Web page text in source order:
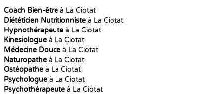
Coach Bien-être à La Ciotat
Diététicien Nutritionniste à La Ciotat
Hypnothérapeute à La Ciotat
Kinesiologue à La Ciotat
Médecine Douce à La Ciotat
Naturopathe à La Ciotat
Ostéopathe à La Ciotat
Psychologue à La Ciotat
Psychothérapeute à La Ciotat